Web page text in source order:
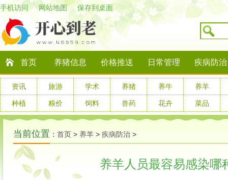
手机访问 网站地图 保存到桌面
首页 养猪信息 价格推送 日常管理 疾病防治
资讯 旅游 学术 养猪 养牛 养羊
种植 粮价 饲料 兽药 花卉 菜品
当前位置 ： 首页 > 养羊 > 疾病防治 >
养羊人员最容易感染哪